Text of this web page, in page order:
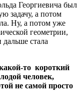
Георгиевича был
задачу, а потом
Ну, а потом уже
геометрии,
дальше стала
то короткий
человек,
не самой просто